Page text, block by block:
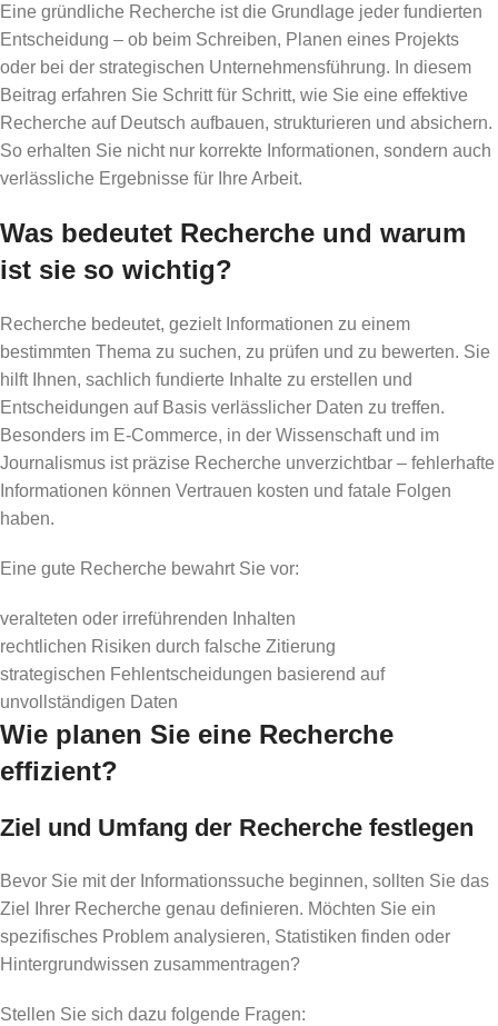
Eine gründliche Recherche ist die Grundlage jeder fundierten
Entscheidung – ob beim Schreiben, Planen eines Projekts
oder bei der strategischen Unternehmensführung. In diesem
Beitrag erfahren Sie Schritt für Schritt, wie Sie eine effektive
Recherche auf Deutsch aufbauen, strukturieren und absichern.
So erhalten Sie nicht nur korrekte Informationen, sondern auch
verlässliche Ergebnisse für Ihre Arbeit.
Was bedeutet Recherche und warum
ist sie so wichtig?
Recherche bedeutet, gezielt Informationen zu einem
bestimmten Thema zu suchen, zu prüfen und zu bewerten. Sie
hilft Ihnen, sachlich fundierte Inhalte zu erstellen und
Entscheidungen auf Basis verlässlicher Daten zu treffen.
Besonders im E-Commerce, in der Wissenschaft und im
Journalismus ist präzise Recherche unverzichtbar – fehlerhafte
Informationen können Vertrauen kosten und fatale Folgen
haben.
Eine gute Recherche bewahrt Sie vor:
veralteten oder irreführenden Inhalten
rechtlichen Risiken durch falsche Zitierung
strategischen Fehlentscheidungen basierend auf
unvollständigen Daten
Wie planen Sie eine Recherche
effizient?
Ziel und Umfang der Recherche festlegen
Bevor Sie mit der Informationssuche beginnen, sollten Sie das
Ziel Ihrer Recherche genau definieren. Möchten Sie ein
spezifisches Problem analysieren, Statistiken finden oder
Hintergrundwissen zusammentragen?
Stellen Sie sich dazu folgende Fragen: